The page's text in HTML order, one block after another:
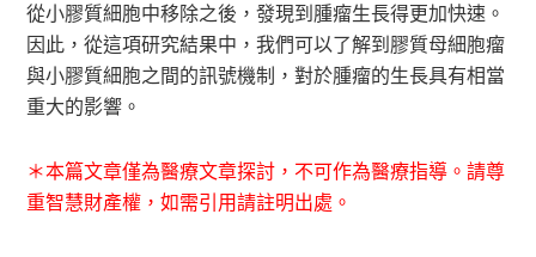
從小膠質細胞中移除之後，發現到腫瘤生長得更加快速。
因此，從這項研究結果中，我們可以了解到膠質母細胞瘤
與小膠質細胞之間的訊號機制，對於腫瘤的生長具有相當
重大的影響。
＊本篇文章僅為醫療文章探討，不可作為醫療指導。請尊
重智慧財產權，如需引用請註明出處。